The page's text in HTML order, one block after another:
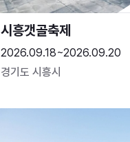
시흥갯골축제
2026.09.18~2026.09.20
경기도 시흥시